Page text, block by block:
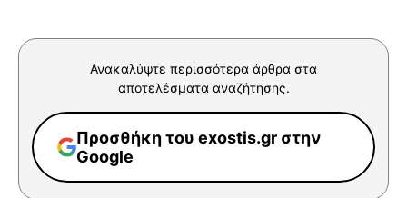
Ανακαλύψτε περισσότερα άρθρα στα
αποτελέσματα αναζήτησης.
Προσθήκη του exostis.gr στην
Google